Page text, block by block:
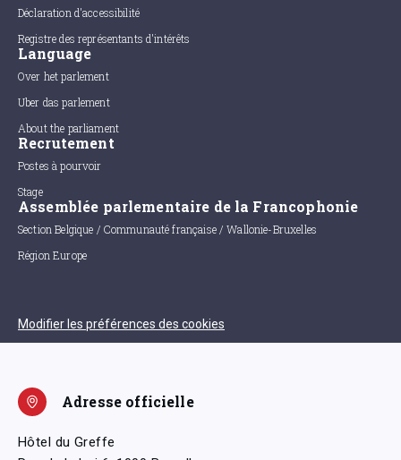
Déclaration d'accessibilité
Registre des représentants d'intérêts
Language
Over het parlement
Uber das parlement
About the parliament
Recrutement
Postes à pourvoir
Stage
Assemblée parlementaire de la Francophonie
Section Belgique / Communauté française / Wallonie-Bruxelles
Région Europe
Modifier les préférences des cookies
Adresse officielle
Hôtel du Greffe